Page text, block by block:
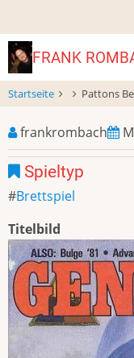
zum
InhaltFRANK
Startseite Pattons
frankrombach
Spieltyp
Brettspiel
Titelbild